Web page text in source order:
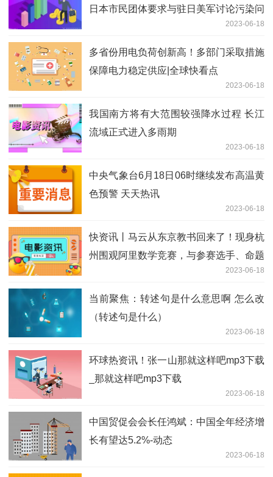
日本市民团体要求与驻日美军讨论污染问
2023-06-18
多省份用电负荷创新高！多部门采取措施
保障电力稳定供应|全球快看点
2023-06-18
我国南方将有大范围较强降水过程 长江
流域正式进入多雨期
2023-06-18
中央气象台6月18日06时继续发布高温黄
色预警 天天热讯
2023-06-18
快资讯丨马云从东京教书回来了！现身杭
州围观阿里数学竞赛，与参赛选手、命题
2023-06-18
当前聚焦：转述句是什么意思啊 怎么改
（转述句是什么）
2023-06-18
环球热资讯！张一山那就这样吧mp3下载
_那就这样吧mp3下载
2023-06-18
中国贸促会会长任鸿斌：中国全年经济增
长有望达5.2%-动态
2023-06-18